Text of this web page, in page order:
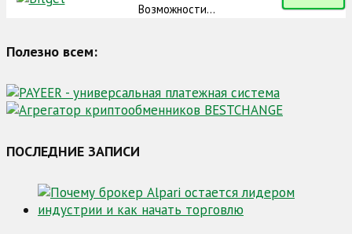
Возможности...
Полезно всем:
ПОСЛЕДНИЕ ЗАПИСИ